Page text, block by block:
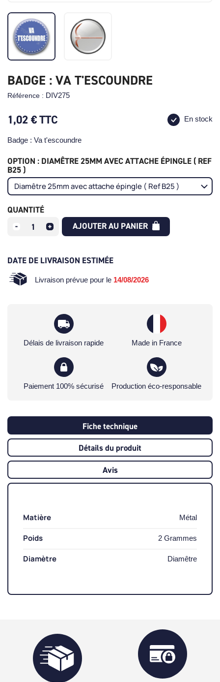
BADGE : VA T'ESCOUNDRE
Référence : DIV275
1,02 €TTC En stock
Badge : Va t'escoundre
OPTION : DIAMÊTRE 25MM AVEC ATTACHE ÉPINGLE ( REF
B25 )
QUANTITÉ
AJOUTER AU PANIER
DATE DE LIVRAISON ESTIMÉE
Livraison prévue pour le 14/08/2026
Délais de livraison rapide Made in France
Paiement 100% sécurisé Production éco-responsable
Fiche technique
Détails du produit
Avis
Matière Métal
Poids 2 Grammes
Diamètre Diamêtre